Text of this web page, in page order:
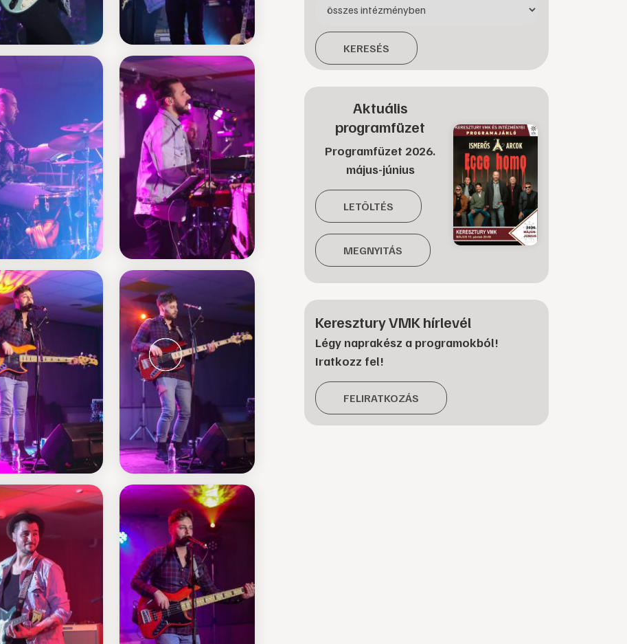
KERESÉS
Aktuális
programfüzet
Programfüzet 2026.
május-június
LETÖLTÉS
MEGNYITÁS
Keresztury VMK hírlevél
Légy naprakész a programokból!
Iratkozz fel!
FELIRATKOZÁS